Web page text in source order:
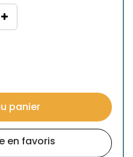
panier
en favoris